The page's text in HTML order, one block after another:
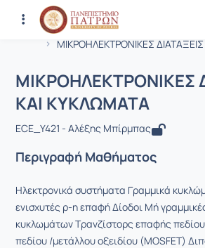
Αρχική Σελίδα
ΜΙΚΡΟΗΛΕΚΤΡΟΝΙΚΕΣ ΔΙΑΤΑΞΕΙΣ
Μάθημα :
Κωδικός : EE733
ΜΙΚΡΟΗΛΕΚΤΡΟΝΙΚΕΣ
KAI KYKΛΩMATA
ECE_Υ421 - Αλέξης Μπίρμπας
Περιγραφή Μαθήματος
Ηλεκτρονικά συστήματα Γραμμικά
ενισχυτές ρ-η επαφή Δίοδοι Μή
κυκλωμάτων Τρανζίστορς επαφής
πεδίου /μετάλλου οξειδίου (MOSFET)